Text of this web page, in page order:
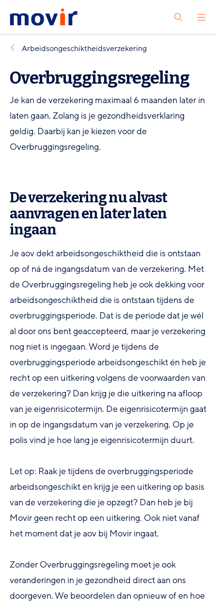
Spring
naar
hoofdinhoud
Spring
naar
footernavigatie
Movir
Ga
de
Zoeken
Open
menu
Arbeids­ongeschiktheids­verzekering
Overbruggingsregeling
Je kan de verzekering maximaal 6 maanden later in
laten gaan. Zolang is je gezondheidsverklaring
geldig. Daarbij kan je kiezen voor de
Overbruggingsregeling.
De verzekering nu alvast
aanvragen en later laten
ingaan
Je aov dekt arbeidsongeschiktheid die is ontstaan
op of ná de ingangsdatum van de verzekering. Met
de Overbruggingsregeling heb je ook dekking voor
arbeidsongeschiktheid die is ontstaan tijdens de
overbruggingsperiode. Dat is de periode dat je wél
al door ons bent geaccepteerd, maar je verzekering
nog niet is ingegaan. Word je tijdens de
overbruggingsperiode arbeidsongeschikt én heb je
recht op een uitkering volgens de voorwaarden van
de verzekering? Dan krijg je die uitkering na afloop
van je eigenrisicotermijn. De eigenrisicotermijn gaat
in op de ingangsdatum van je verzekering. Op je
polis vind je hoe lang je eigenrisicotermijn duurt.
Let op: Raak je tijdens de overbruggingsperiode
arbeidsongeschikt en krijg je een uitkering op basis
van de verzekering die je opzegt? Dan heb je bij
Movir geen recht op een uitkering. Ook niet vanaf
het moment dat je aov bij Movir ingaat.
Zonder Overbruggingsregeling moet je ook
veranderingen in je gezondheid direct aan ons
doorgeven. We beoordelen dan opnieuw of en hoe